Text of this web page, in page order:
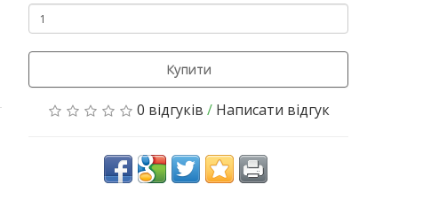
Купити
0 відгуків / Написати відгук